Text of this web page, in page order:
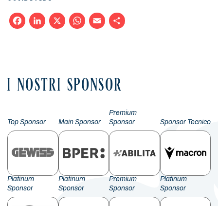
I NOSTRI SPONSOR
Top Sponsor Main Sponsor
Premium
Sponsor
Sponsor Tecnico
Platinum
Sponsor
Platinum
Sponsor
Premium
Sponsor
Platinum
Sponsor